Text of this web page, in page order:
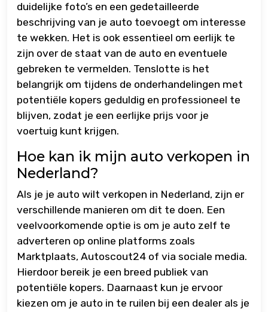
duidelijke foto’s en een gedetailleerde
beschrijving van je auto toevoegt om interesse
te wekken. Het is ook essentieel om eerlijk te
zijn over de staat van de auto en eventuele
gebreken te vermelden. Tenslotte is het
belangrijk om tijdens de onderhandelingen met
potentiële kopers geduldig en professioneel te
blijven, zodat je een eerlijke prijs voor je
voertuig kunt krijgen.
Hoe kan ik mijn auto verkopen in
Nederland?
Als je je auto wilt verkopen in Nederland, zijn er
verschillende manieren om dit te doen. Een
veelvoorkomende optie is om je auto zelf te
adverteren op online platforms zoals
Marktplaats, Autoscout24 of via sociale media.
Hierdoor bereik je een breed publiek van
potentiële kopers. Daarnaast kun je ervoor
kiezen om je auto in te ruilen bij een dealer als je